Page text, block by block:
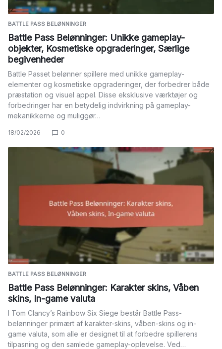
BATTLE PASS BELØNNINGER
Battle Pass Belønninger: Unikke gameplay-
objekter, Kosmetiske opgraderinger, Særlige
begivenheder
Battle Passet belønner spillere med unikke gameplay-
elementer og kosmetiske opgraderinger, der forbedrer både
præstation og visuel appel. Disse eksklusive værktøjer og
forbedringer har en betydelig indvirkning på gameplay-
mekanikkerne og muliggør…
18/02/2026 0
BATTLE PASS BELØNNINGER
Battle Pass Belønninger: Karakter skins, Våben
skins, In-game valuta
I Tom Clancy’s Rainbow Six Siege består Battle Pass-
belønninger primært af karakter-skins, våben-skins og in-
game valuta, som alle er designet til at forbedre spillerens
tilpasning og den samlede gameplay-oplevelse. Ved…